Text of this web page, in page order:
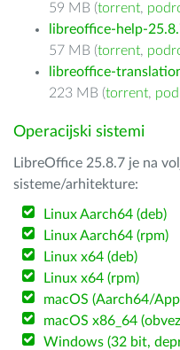
59 MB (torrent,
libreoffice-help-
57 MB (torrent,
libreoffice-
223 MB (torrent,
Operacijski sistemi
LibreOffice 25.8.7 je na
sisteme/arhitekture:
Linux Aarch64 (deb)
Linux Aarch64 (rpm)
Linux x64 (deb)
Linux x64 (rpm)
macOS (Aarch64/
macOS x86_64
Windows (32 bit,